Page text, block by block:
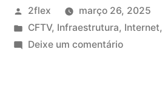
2flex
março 26, 2025
CFTV, Infraestrutura, Internet,
Deixe um comentário